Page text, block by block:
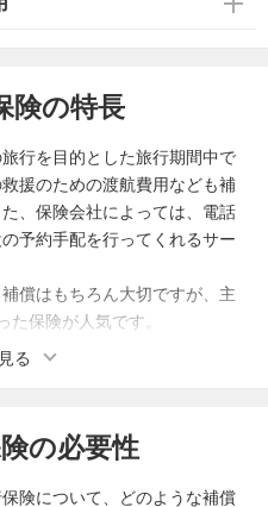
険の特長
行を目的とした旅行期間中で
援のための渡航費用なども補
、保険会社によっては、電話
予約手配を行ってくれるサー
償はもちろん大切ですが、主
保険が人気です。
る
の必要性
険について、どのような補償